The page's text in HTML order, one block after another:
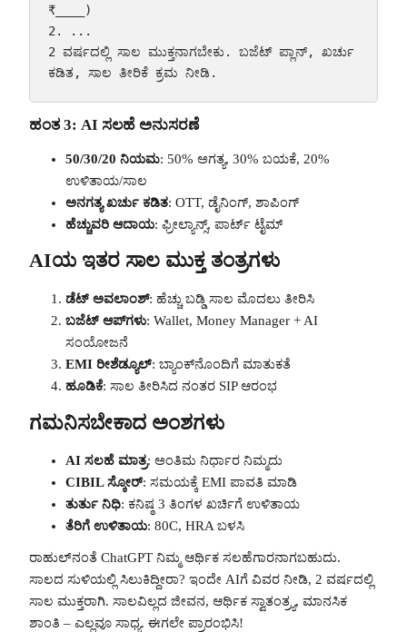
₹____)
2. ...
2 ವರ್ಷದಲ್ಲಿ ಸಾಲ ಮುಕ್ತನಾಗಬೇಕು. ಬಜೆಟ್ ಪ್ಲಾನ್, ಖರ್ಚು
ಕಡಿತ, ಸಾಲ ತೀರಿಕೆ ಕ್ರಮ ನೀಡಿ.
ಹಂತ 3: AI ಸಲಹೆ ಅನುಸರಣೆ
50/30/20 ನಿಯಮ: 50% ಅಗತ್ಯ, 30% ಬಯಕೆ, 20%
ಉಳಿತಾಯ/ಸಾಲ
ಅನಗತ್ಯ ಖರ್ಚು ಕಡಿತ: OTT, ಡೈನಿಂಗ್, ಶಾಪಿಂಗ್
ಹೆಚ್ಚುವರಿ ಆದಾಯ: ಫ್ರೀಲ್ಯಾನ್ಸ್, ಪಾರ್ಟ್ ಟೈಮ್
AIಯ ಇತರ ಸಾಲ ಮುಕ್ತ ತಂತ್ರಗಳು
ಡೆಟ್ ಅವಲಾಂಶ್: ಹೆಚ್ಚು ಬಡ್ಡಿ ಸಾಲ ಮೊದಲು ತೀರಿಸಿ
ಬಜೆಟ್ ಆಪ್‌ಗಳು: Wallet, Money Manager + AI
ಸಂಯೋಜನೆ
EMI ರೀಶೆಡ್ಯೂಲ್: ಬ್ಯಾಂಕ್‌ನೊಂದಿಗೆ ಮಾತುಕತೆ
ಹೂಡಿಕೆ: ಸಾಲ ತೀರಿಸಿದ ನಂತರ SIP ಆರಂಭ
ಗಮನಿಸಬೇಕಾದ ಅಂಶಗಳು
AI ಸಲಹೆ ಮಾತ್ರ: ಅಂತಿಮ ನಿರ್ಧಾರ ನಿಮ್ಮದು
CIBIL ಸ್ಕೋರ್: ಸಮಯಕ್ಕೆ EMI ಪಾವತಿ ಮಾಡಿ
ತುರ್ತು ನಿಧಿ: ಕನಿಷ್ಠ 3 ತಿಂಗಳ ಖರ್ಚಿಗೆ ಉಳಿತಾಯ
ತೆರಿಗೆ ಉಳಿತಾಯ: 80C, HRA ಬಳಸಿ
ರಾಹುಲ್‌ನಂತೆ ChatGPT ನಿಮ್ಮ ಆರ್ಥಿಕ ಸಲಹೆಗಾರನಾಗಬಹುದು.
ಸಾಲದ ಸುಳಿಯಲ್ಲಿ ಸಿಲುಕಿದ್ದೀರಾ? ಇಂದೇ AIಗೆ ವಿವರ ನೀಡಿ, 2 ವರ್ಷದಲ್ಲಿ
ಸಾಲ ಮುಕ್ತರಾಗಿ. ಸಾಲವಿಲ್ಲದ ಜೀವನ, ಆರ್ಥಿಕ ಸ್ವಾತಂತ್ರ್ಯ, ಮಾನಸಿಕ
ಶಾಂತಿ – ಎಲ್ಲವೂ ಸಾಧ್ಯ. ಈಗಲೇ ಪ್ರಾರಂಭಿಸಿ!